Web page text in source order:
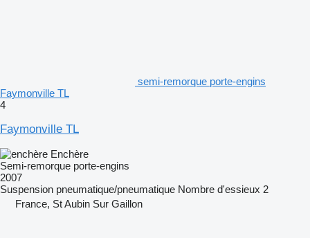
semi-remorque porte-engins
Faymonville TL
4
Faymonville TL
Enchère
Semi-remorque porte-engins
2007
Suspension pneumatique/pneumatique Nombre d'essieux 2
France, St Aubin Sur Gaillon